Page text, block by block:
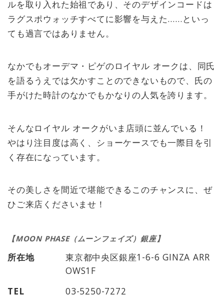
ルを取り入れた始祖であり、そのデザインコードは
ラグスポウォッチすべてに影響を与えた……といっ
ても過言ではありません。
なかでもオーデマ・ピゲのロイヤル オークは、同氏
を語るうえでは欠かすことのできないもので、氏の
手がけた時計のなかでもかなりの人気を誇ります。
そんなロイヤル オークがいま店頭に並んでいる！
やはり注目度は高く、ショーケースでも一際目を引
く存在になっています。
その美しさを間近で堪能できるこのチャンスに、ぜ
ひご来店くださいませ！
所在地
東京都中央区銀座1-6-6 GINZA ARR
OWS1F
TEL
03-5250-7272
【MOON PHASE（ムーンフェイズ）銀座】